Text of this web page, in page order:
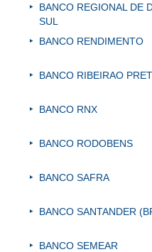
BANCO REGIONAL DE
SUL
BANCO RENDIMENTO
BANCO RIBEIRAO
BANCO RNX
BANCO RODOBENS
BANCO SAFRA
BANCO SANTANDER
BANCO SEMEAR